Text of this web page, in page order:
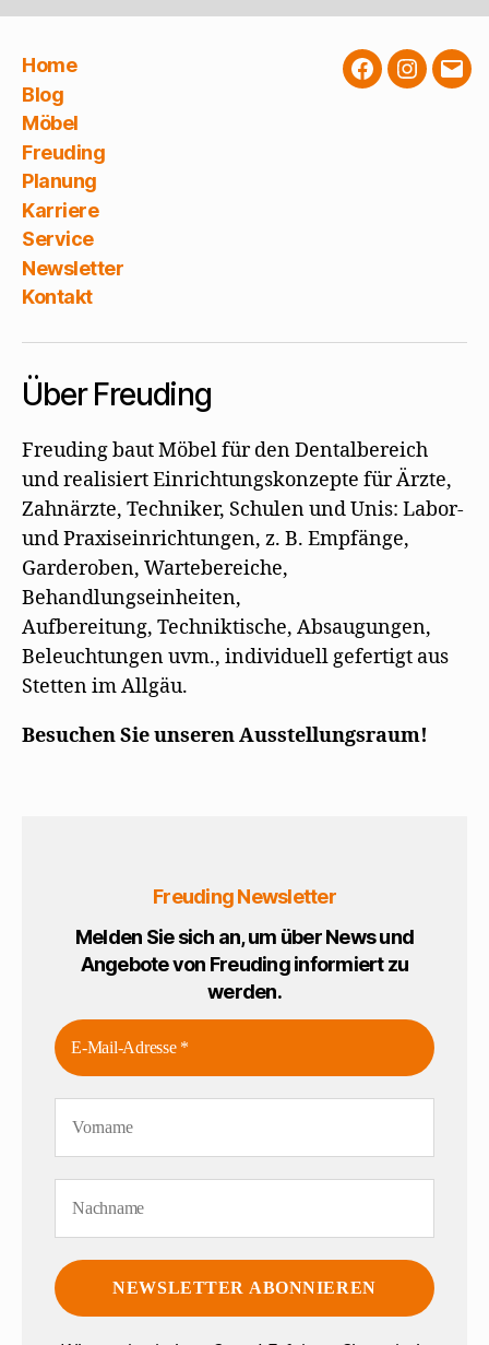
Home
Blog
Möbel
Freuding
Planung
Karriere
Service
Newsletter
Kontakt
FacebookE-
Über Freuding
Freuding baut Möbel für den Dentalbereich
und realisiert Einrichtungskonzepte für Ärzte,
Zahnärzte, Techniker, Schulen und Unis: Labor-
und Praxiseinrichtungen, z. B. Empfänge,
Garderoben, Wartebereiche,
Behandlungseinheiten,
Aufbereitung, Techniktische, Absaugungen,
Beleuchtungen uvm., individuell gefertigt aus
Stetten im Allgäu.
Besuchen Sie unseren Ausstellungsraum!
Freuding Newsletter
Melden Sie sich an, um über News und
Angebote von Freuding informiert zu
werden.